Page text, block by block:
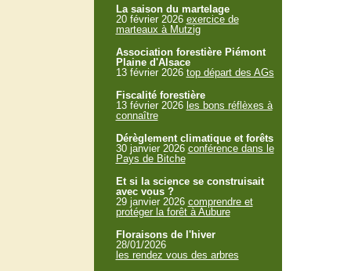
La saison du martelage
20 février 2026 exercice de
marteaux à Mutzig
Association forestière Piémont
Plaine d'Alsace
13 février 2026 top départ des AGs
Fiscalité forestière
13 février 2026 les bons réflèxes à
connaître
Dérèglement climatique et forêts
30 janvier 2026 conférence dans le
Pays de Bitche
Et si la science se construisait
avec vous ?
29 janvier 2026 comprendre et
protéger la forêt à Aubure
Floraisons de l'hiver
28/01/2026
les rendez vous des arbres